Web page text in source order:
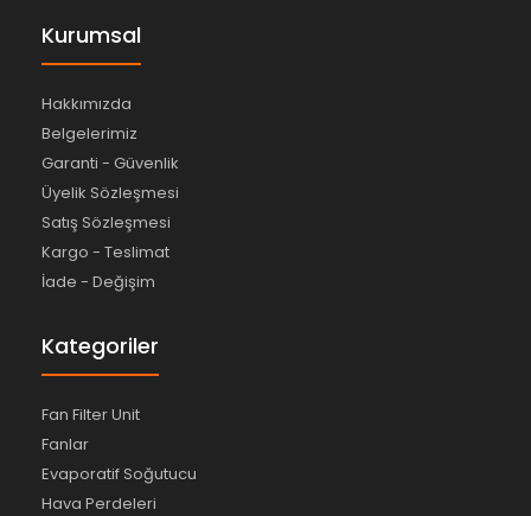
Kurumsal
Hakkımızda
Belgelerimiz
Garanti - Güvenlik
Üyelik Sözleşmesi
Satış Sözleşmesi
Kargo - Teslimat
İade - Değişim
Kategoriler
Fan Filter Unit
Fanlar
Evaporatif Soğutucu
Hava Perdeleri